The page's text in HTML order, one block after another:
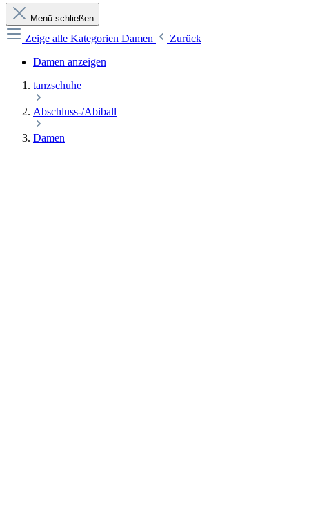
Menü schließen
Zeige alle Kategorien Damen
Zurück
Damen anzeigen
tanzschuhe
Abschluss-/Abiball
Damen